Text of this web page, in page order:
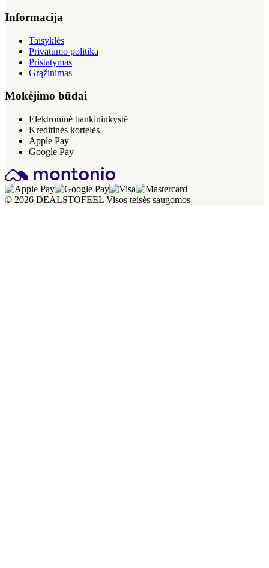
Informacija
Taisyklės
Privatumo politika
Pristatymas
Grąžinimas
Mokėjimo būdai
Elektroninė bankininkystė
Kreditinės kortelės
Apple Pay
Google Pay
© 2026 DEALSTOFEEL Visos teisės saugomos